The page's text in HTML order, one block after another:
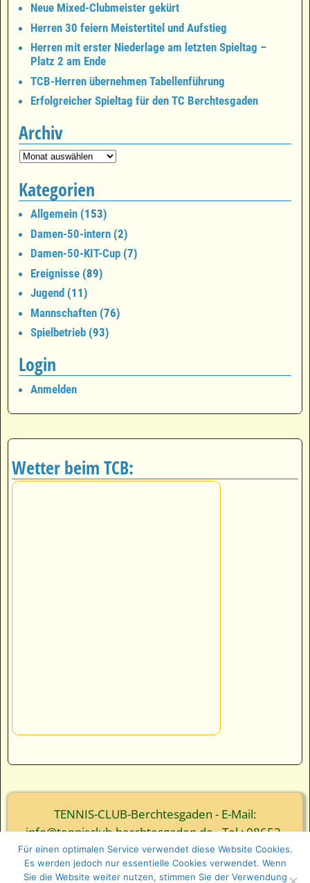
Neue Mixed-Clubmeister gekürt
Herren 30 feiern Meistertitel und Aufstieg
Herren mit erster Niederlage am letzten Spieltag –
Platz 2 am Ende
TCB-Herren übernehmen Tabellenführung
Erfolgreicher Spieltag für den TC Berchtesgaden
Archiv
Kategorien
Allgemein (153)
Damen-50-intern (2)
Damen-50-KIT-Cup (7)
Ereignisse (89)
Jugend (11)
Mannschaften (76)
Spielbetrieb (93)
Login
Anmelden
Wetter beim TCB:
TENNIS-CLUB-Berchtesgaden - E-Mail:
info@tennisclub-berchtesgaden.de - Tel.: 08652-
3839
© Webgestaltung - Ernst Wurm und Florian Wurm
Für einen optimalen Service verwendet diese Website Cookies.
Es werden jedoch nur essentielle Cookies verwendet. Wenn
Sie die Website weiter nutzen, stimmen Sie der Verwendung